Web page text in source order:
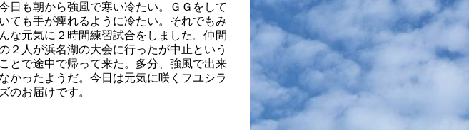
日も朝から強風で寒い冷たい。ＧＧをして
いても手が痺れるように冷たい。それでもみ
んな元気に２時間練習試合をしました。仲間
２人が浜名湖の大会に行ったが中止という
ことで途中で帰って来た。多分、強風で出来
なかったようだ。今日は元気に咲くフユシラ
ズのお届けです。